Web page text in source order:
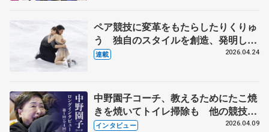
ペア競技に変革をもたらしたりくりゅ
う 独自のスタイルを創造、発明した
【引退発表後②】
連載 2026.04.24
中野園子コーチ、教えるためにたこ焼
きを焼いてトイレ掃除も 他の競技に
も通用するという坂本花織の筋肉
インタビュー 2026.04.09